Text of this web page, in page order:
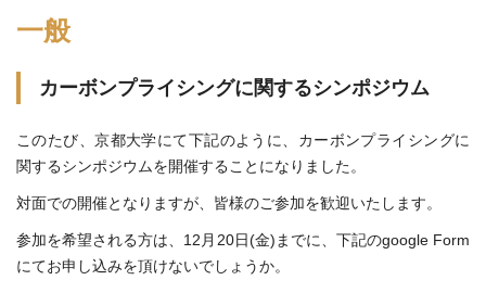
一般
カーボンプライシングに関するシンポジウム
このたび、京都大学にて下記のように、カーボンプライシングに
関するシンポジウムを開催することになりました。
対面での開催となりますが、皆様のご参加を歓迎いたします。
参加を希望される方は、12月20日(金)までに、下記のgoogle Form
にてお申し込みを頂けないでしょうか。